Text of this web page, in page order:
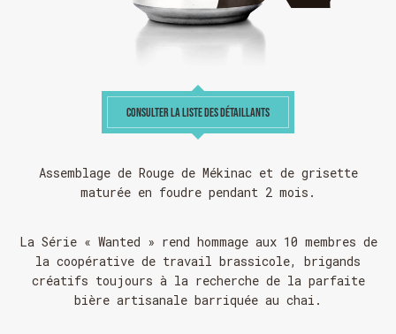
Assemblage de Rouge de Mékinac et de grisette
maturée en foudre pendant 2 mois.
La Série « Wanted » rend hommage aux 10 membres de
la coopérative de travail brassicole, brigands
créatifs toujours à la recherche de la parfaite
bière artisanale barriquée au chai.
CONSULTER LA LISTE DES DÉTAILLANTS